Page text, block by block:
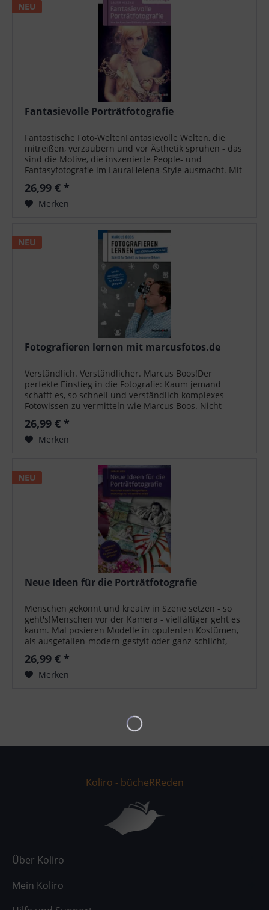
NEU
Fantasievolle Porträtfotografie
Fantastische Foto-WeltenFantasievolle Welten, die
mitreißen, verzaubern und vor Ästhetik sprühen - das
sind die Motive, die inszenierte People- und
Fantasyfotografie im LauraHelena-Style ausmacht. Mit
aufwendigen Kostümen, tollen Makeups...
26,99 € *
Merken
NEU
Fotografieren lernen mit marcusfotos.de
Verständlich. Verständlicher. Marcus Boos!Der
perfekte Einstieg in die Fotografie: Kaum jemand
schafft es, so schnell und verständlich komplexes
Fotowissen zu vermitteln wie Marcus Boos. Nicht
26,99 € *
Merken
NEU
Neue Ideen für die Porträtfotografie
Menschen gekonnt und kreativ in Szene setzen - so
geht's!Menschen vor der Kamera - vielfältiger geht es
kaum. Mal posieren Modelle in opulenten Kostümen,
als ausgefallen-modern gestylt oder ganz schlicht,
mal vor Schlössern, in der Natur...
26,99 € *
Merken
Koliro - bücheRReden
Über Koliro
Mein Koliro